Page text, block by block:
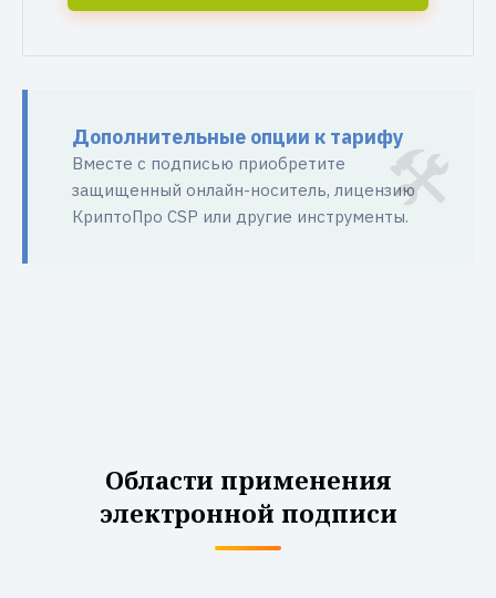
Дополнительные опции к тарифу
Вместе с подписью приобретите
защищенный онлайн-носитель, лицензию
КриптоПро CSP или другие инструменты.
Области применения
электронной подписи